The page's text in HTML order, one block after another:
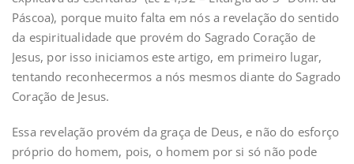
Páscoa), porque muito falta em nós a revelação do sentido
da espiritualidade que provém do Sagrado Coração de
Jesus, por isso iniciamos este artigo, em primeiro lugar,
tentando reconhecermos a nós mesmos diante do Sagrado
Coração de Jesus.
Essa revelação provém da graça de Deus, e não do esforço
próprio do homem, pois, o homem por si só não pode